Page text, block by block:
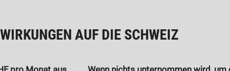
AUF DIE SCHWEIZ